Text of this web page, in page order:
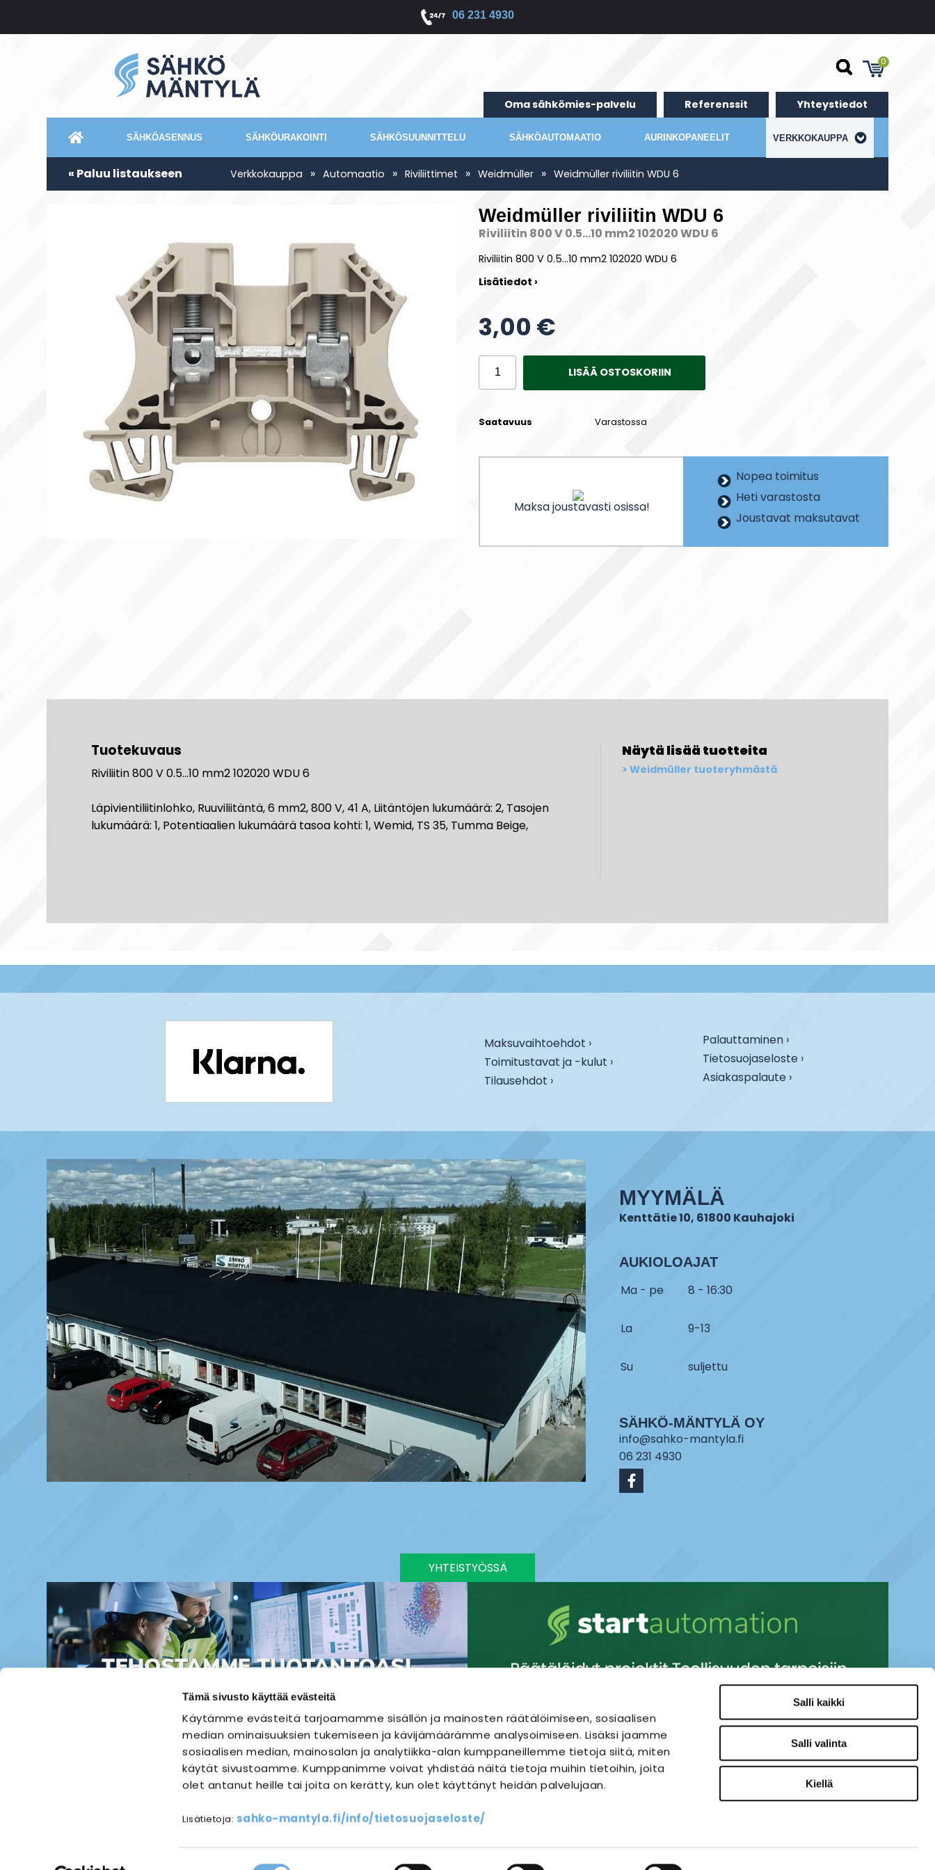
Tämä sivusto käyttää evästeitä
Käytämme evästeitä tarjoamamme sisällön ja mainosten räätälöimiseen, sosiaalisen
median ominaisuuksien tukemiseen ja kävijämäärämme analysoimiseen. Lisäksi jaamme
sosiaalisen median, mainosalan ja analytiikka-alan kumppaneillemme tietoja siitä, miten
käytät sivustoamme. Kumppanimme voivat yhdistää näitä tietoja muihin tietoihin, joita
olet antanut heille tai joita on kerätty, kun olet käyttänyt heidän palvelujaan.
Lisätietoja: sahko-mantyla.fi/info/tietosuojaseloste/
Salli kaikki
Salli valinta
Kiellä
06 231 4930
0
Oma sähkömies-palvelu Referenssit Yhteystiedot
SÄHKÖASENNUS SÄHKÖURAKOINTI SÄHKÖSUUNNITTELU SÄHKÖAUTOMAATIO AURINKOPANEELIT VERKKOKAUPPA
« Paluu listaukseen Verkkokauppa » Automaatio » Riviliittimet » Weidmüller » Weidmüller riviliitin WDU 6
Weidmüller riviliitin WDU 6
Riviliitin 800 V 0.5...10 mm2 102020 WDU 6
Riviliitin 800 V 0.5...10 mm2 102020 WDU 6
Lisätiedot ›
3,00 €
LISÄÄ OSTOSKORIIN
Saatavuus Varastossa
Maksa joustavasti osissa!
Nopea toimitus
Heti varastosta
Joustavat maksutavat
Tuotekuvaus
Riviliitin 800 V 0.5...10 mm2 102020 WDU 6
Läpivientiliitinlohko, Ruuviliitäntä, 6 mm2, 800 V, 41 A, Liitäntöjen lukumäärä: 2, Tasojen
lukumäärä: 1, Potentiaalien lukumäärä tasoa kohti: 1, Wemid, TS 35, Tumma Beige,‎
Näytä lisää tuotteita
Weidmüller tuoteryhmästä
Maksuvaihtoehdot ›
Toimitustavat ja -kulut ›
Tilausehdot ›
Palauttaminen ›
Tietosuojaseloste ›
Asiakaspalaute ›
MYYMÄLÄ
Kenttätie 10, 61800 Kauhajoki
AUKIOLOAJAT
Ma - pe 8 - 16:30
La 9-13
Su suljettu
SÄHKÖ-MÄNTYLÄ OY
info@sahko-mantyla.fi
06 231 4930
YHTEISTYÖSSÄ
SÄHKÖASENNUS SÄHKÖURAKOINTI SÄHKÖSUUNNITTELU VERKKOKAUPPA
Referenssit Yhteystiedot